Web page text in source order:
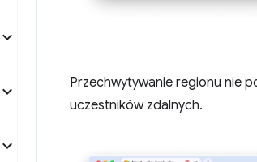
Przechwytywanie regionu nie
uczestników zdalnych.